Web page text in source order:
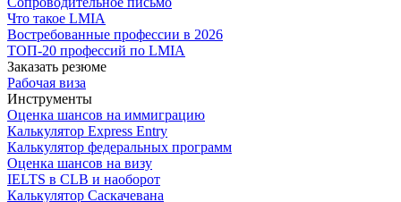
Что такое LMIA
Востребованные профессии в 2026
ТОП-20 профессий по LMIA
Заказать резюме
Рабочая виза
Инструменты
Оценка шансов на иммиграцию
Калькулятор Express Entry
Калькулятор федеральных программ
Оценка шансов на визу
IELTS в CLB и наоборот
Калькулятор Саскачевана